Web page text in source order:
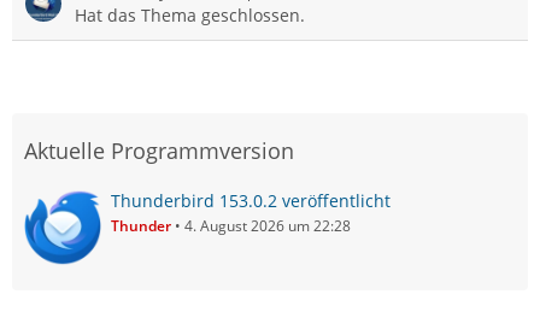
Hat das Thema geschlossen.
Aktuelle Programmversion
Thunderbird 153.0.2 veröffentlicht
Thunder 4. August 2026 um 22:28